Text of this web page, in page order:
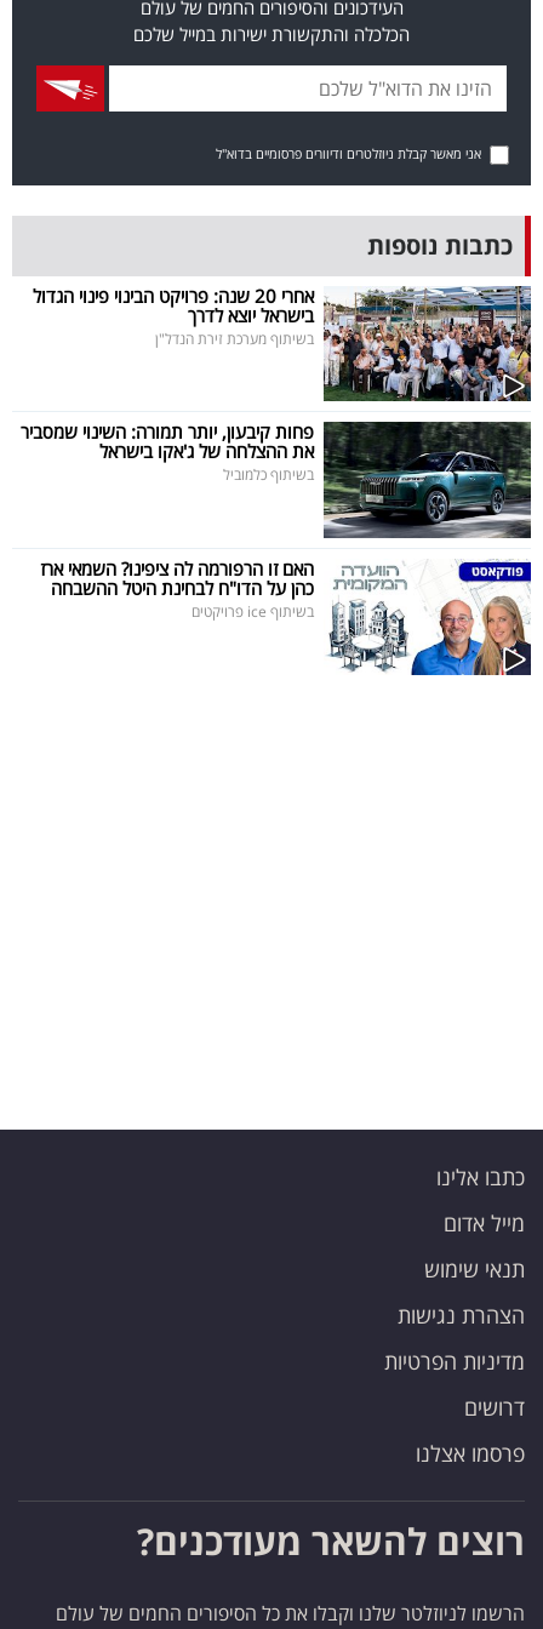
שיתופי
פעולה
דרושים
ניוזלטרים
מייל
אדום
פרסמו
באייס
עקבו
העידכונים והסיפורים החמים של עולם
הכלכלה והתקשורת ישירות במייל שלכם
אני מאשר קבלת ניוזלטרים ודיוורים פרסומיים בדוא"ל
כתבות נוספות
אחרי 20 שנה: פרויקט הבינוי פינוי הגדול
בישראל יוצא לדרך
בשיתוף מערכת זירת הנדל"ן
פחות קיבעון, יותר תמורה: השינוי שמסביר
את ההצלחה של ג'אקו בישראל
בשיתוף כלמוביל
האם זו הרפורמה לה ציפינו? השמאי ארז
כהן על הדו"ח לבחינת היטל ההשבחה
בשיתוף ice פרויקטים
כתבו אלינו
מייל אדום
תנאי שימוש
הצהרת נגישות
מדיניות הפרטיות
דרושים
פרסמו אצלנו
רוצים להשאר מעודכנים?
הרשמו לניוזלטר שלנו וקבלו את כל הסיפורים החמים של עולם